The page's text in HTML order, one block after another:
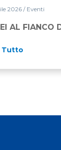
FRANCO
2026/ Eventi
AL FIANCO
Tutto